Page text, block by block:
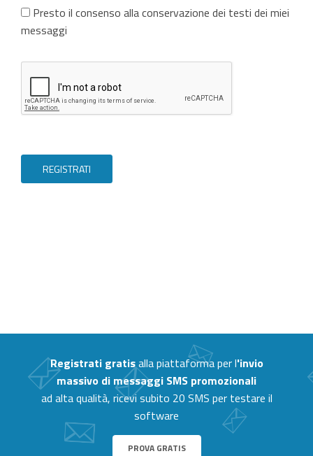
Presto il consenso alla conservazione dei testi dei miei
messaggi
REGISTRATI
Registrati gratisalla piattaforma per l'invio
massivo di messaggi SMS promozionali
ad alta qualità, ricevi subito 20 SMS per testare il
software
PROVA GRATIS